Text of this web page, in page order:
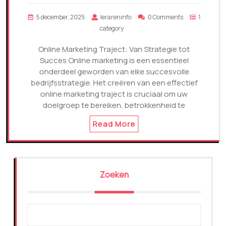
5 december, 2025 lerareninfo 0 Comments
1
category
Online Marketing Traject: Van Strategie tot
Succes Online marketing is een essentieel
onderdeel geworden van elke succesvolle
bedrijfsstrategie. Het creëren van een effectief
online marketing traject is cruciaal om uw
doelgroep te bereiken, betrokkenheid te
Read More
Zoeken